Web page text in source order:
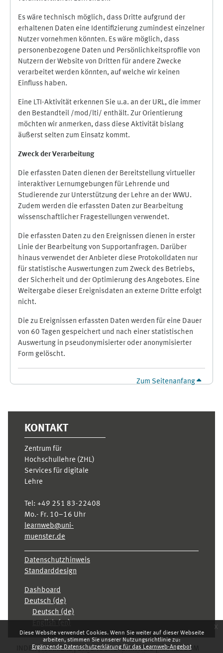
Diese Website verwendet Cookies. Wenn Sie weiter auf dieser Webseite
arbeiten, stimmen Sie unserer Nutzungsrichtlinie zu:
Ergänzende Datenschutzerklärung für das Learnweb-Angebot
x
Es wäre technisch möglich, dass Dritte aufgrund der
erhaltenen Daten eine Identifizierung zumindest einzelner
Nutzer vornehmen könnten. Es wäre möglich, dass
personenbezogene Daten und Persönlichkeitsprofile von
Nutzern der Website von Dritten für andere Zwecke
verarbeitet werden könnten, auf welche wir keinen
Einfluss haben.
Eine LTI-Aktivität erkennen Sie u.a. an der URL, die immer
den Bestandteil /mod/lti/ enthält. Zur Orientierung
möchten wir anmerken, dass diese Aktivität bislang
äußerst selten zum Einsatz kommt.
Zweck der Verarbeitung
Die erfassten Daten dienen der Bereitstellung virtueller
interaktiver Lernumgebungen für Lehrende und
Studierende zur Unterstützung der Lehre an der WWU.
Zudem werden die erfassten Daten zur Bearbeitung
wissenschaftlicher Fragestellungen verwendet.
Die erfassten Daten zu den Ereignissen dienen in erster
Linie der Bearbeitung von Supportanfragen. Darüber
hinaus verwendet der Anbieter diese Protokolldaten nur
für statistische Auswertungen zum Zweck des Betriebs,
der Sicherheit und der Optimierung des Angebotes. Eine
Weitergabe dieser Ereignisdaten an externe Dritte erfolgt
nicht.
Die zu Ereignissen erfassten Daten werden für eine Dauer
von 60 Tagen gespeichert und nach einer statistischen
Auswertung in pseudonymisierter oder anonymisierter
Form gelöscht.
Zum Seitenanfang
KONTAKT
Zentrum für
Hochschullehre (ZHL)
Services für digitale
Lehre
Tel: +49 251 83-22408
Mo.- Fr. 10–16 Uhr
learnweb@uni-
muenster.de
Datenschutzhinweis
Standarddesign
Dashboard
Deutsch ‎(de)‎
Deutsch ‎(de)‎
INDEX KARRIERE DATENSCHUTZHINWEIS
IMPRESSUM